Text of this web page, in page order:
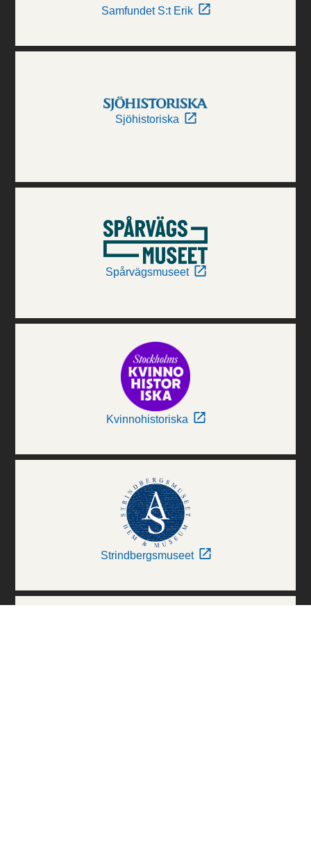
Samfundet S:t Erik
Sjöhistoriska
Spårvägsmuseet
Kvinnohistoriska
Strindbergsmuseet